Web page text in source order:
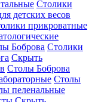
Столики
детских весов
прикроватные
Боброва Столики
Скрыть
Столы Боброва
Столы
пеленальные